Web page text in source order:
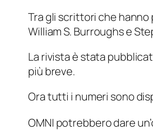
Tra gli scrittori che hanno
William S. Burroughs e
La rivista è stata
più breve.
Ora tutti i numeri sono
OMNI potrebbero dare